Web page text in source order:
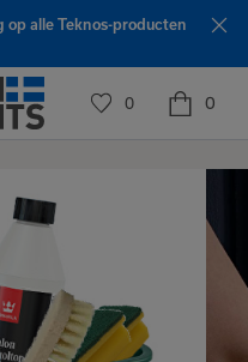
alle Teknos-producten
0 0